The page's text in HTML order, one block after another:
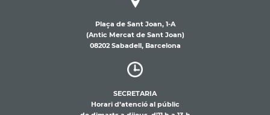
Plaça de Sant Joan, 1-A
(Antic Mercat de Sant Joan)
08202 Sabadell, Barcelona
SECRETARIA
Horari d’atenció al públic